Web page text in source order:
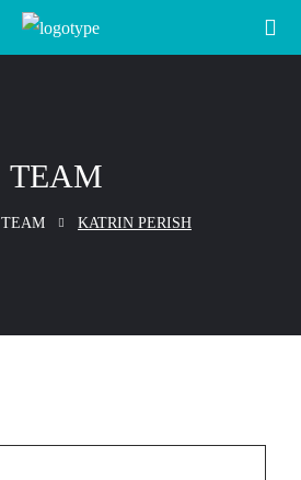
TEAM
TEAM KATRIN PERISH